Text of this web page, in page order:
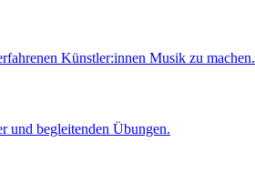
Künstler:innen Musik zu machen.
und begleitenden Übungen.